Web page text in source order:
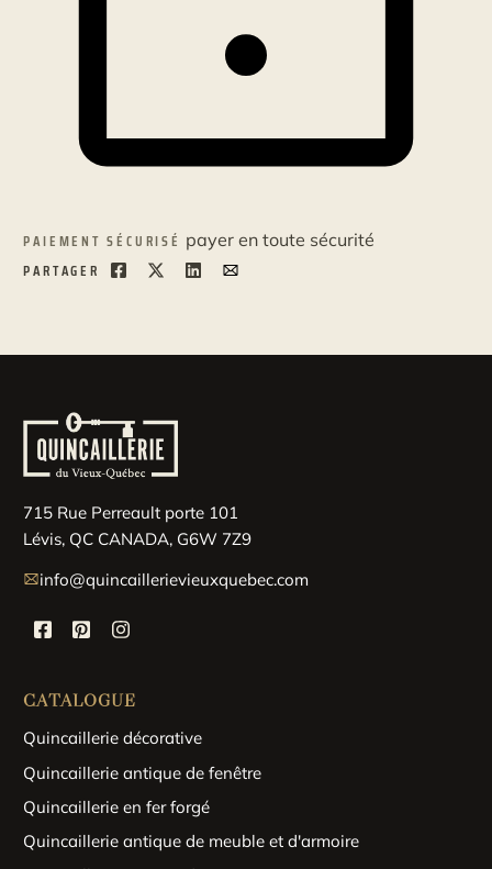
PAIEMENT SÉCURISÉ payer en toute sécurité
PARTAGER
715 Rue Perreault porte 101
Lévis, QC CANADA, G6W 7Z9
info@quincaillerievieuxquebec.com
CATALOGUE
Quincaillerie décorative
Quincaillerie antique de fenêtre
Quincaillerie en fer forgé
Quincaillerie antique de meuble et d'armoire